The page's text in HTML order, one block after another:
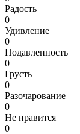
Радость
0
Удивление
0
Подавленность
0
Грусть
0
Разочарование
0
Не нравится
0